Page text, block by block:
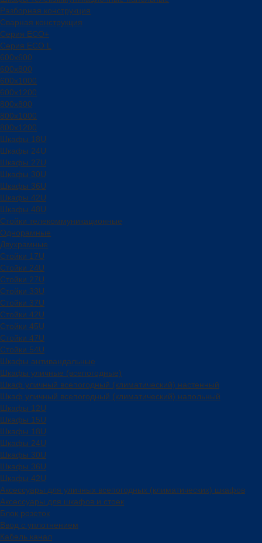
Разборная конструкция
Сварная конструкция
Серия ECO+
Серия ECO L
600x600
600x800
600х1000
600х1200
800x800
800х1000
800х1200
Шкафы 18U
Шкафы 24U
Шкафы 27U
Шкафы 30U
Шкафы 36U
Шкафы 42U
Шкафы 48U
Стойки телекоммуникационные
Однорамные
Двухрамные
Стойки 17U
Стойки 24U
Стойки 27U
Стойки 33U
Стойки 37U
Стойки 42U
Стойки 45U
Стойки 47U
Стойки 54U
Шкафы антивандальные
Шкафы уличные (всепогодные)
Шкаф уличный всепогодный (климатический) настенный
Шкаф уличный всепогодный (климатический) напольный
Шкафы 12U
Шкафы 15U
Шкафы 18U
Шкафы 24U
Шкафы 30U
Шкафы 36U
Шкафы 42U
Аксессуары для уличных всепогодных (климатических) шкафов
Аксессуары для шкафов и стоек
Блок розеток
Ввод с уплотнением
Кабель канал